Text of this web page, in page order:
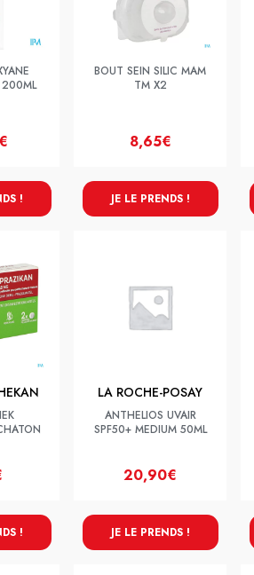
200ML
!
BOUT SEIN SILIC MAM
TM X2
8,65€
JE LE PRENDS !
!
LA ROCHE-POSAY
ANTHELIOS UVAIR
SPF50+ MEDIUM 50ML
20,90€
JE LE PRENDS !